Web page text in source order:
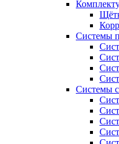
Системы
Системы